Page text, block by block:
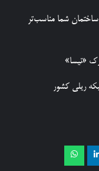
ساختمان شما مناسب‌تر
«نیسا»
ریلی کشور